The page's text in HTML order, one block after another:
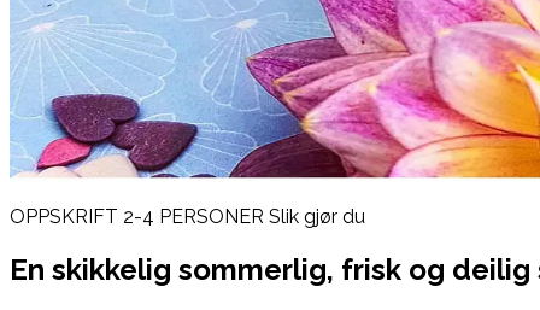
OPPSKRIFT 2-4 PERSONER Slik gjør du
En skikkelig sommerlig, frisk og